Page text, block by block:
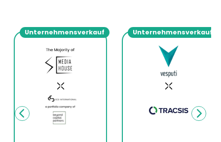
Unternehmensverkauf Unternehmensverkauf